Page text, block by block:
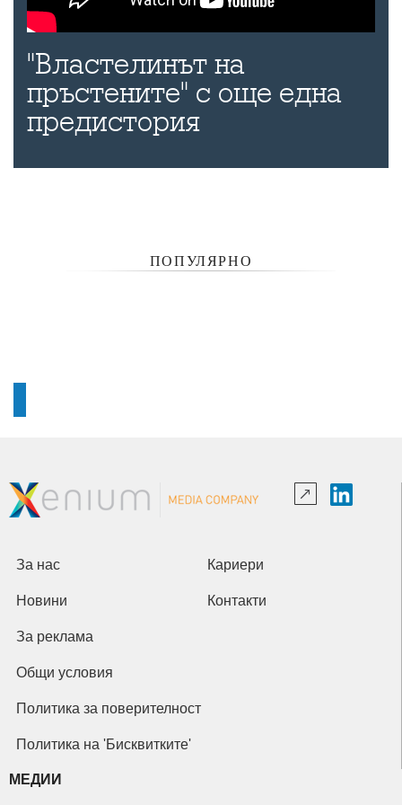
"Властелинът на
пръстените" с още една
предистория
ПОПУЛЯРНО
За нас Кариери
Новини Контакти
За реклама
Общи условия
Политика за поверителност
Политика на 'Бисквитките'
МЕДИИ